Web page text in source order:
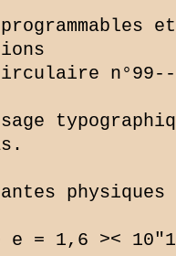
n°99--
e = 1,6 ><